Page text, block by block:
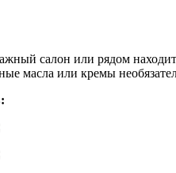
салон или рядом
масла или кремы